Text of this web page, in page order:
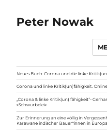
Peter Nowak
Neues Buch: Corona und die linke
Corona und linke Kritik(un)fähigkeit.
„Corona & linke Kritik(un) fähigkeit“-
»Schwurbelei«
Zur Erinnerung an eine völlig in
Karawane indischer Bauer*innen in Europa